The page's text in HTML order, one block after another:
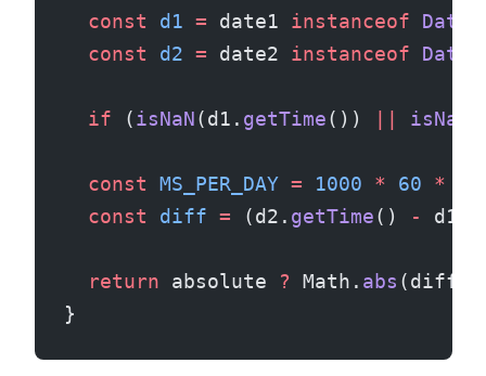
  const
d1 = date1 instanceof Date
  const
d2 = date2 instanceof Date
  if
(isNaN(d1. getTime()) isNaN
  const
MS_PER_DAY = 1000 * 60 *
  const
diff = (d2. getTime() - d1.
  return
absolute ? Math. abs (diff)
}